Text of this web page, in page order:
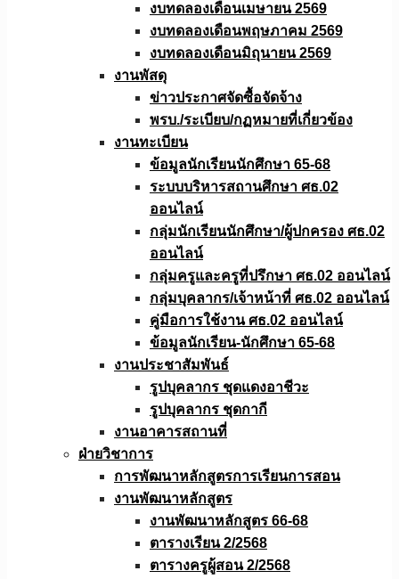
งบทดลองเดือนเมษายน 2569
งบทดลองเดือนพฤษภาคม 2569
งบทดลองเดือนมิถุนายน 2569
งานพัสดุ
ข่าวประกาศจัดซื้อจัดจ้าง
พรบ./ระเบียบ/กฏหมายที่เกี่ยวข้อง
งานทะเบียน
ข้อมูลนักเรียนนักศึกษา 65-68
ระบบบริหารสถานศึกษา ศธ.02
ออนไลน์
กลุ่มนักเรียนนักศึกษา/ผู้ปกครอง ศธ.02
ออนไลน์
กลุ่มครูและครูที่ปรึกษา ศธ.02 ออนไลน์
กลุ่มบุคลากร/เจ้าหน้าที่ ศธ.02 ออนไลน์
คู่มือการใช้งาน ศธ.02 ออนไลน์
ข้อมูลนักเรียน-นักศึกษา 65-68
งานประชาสัมพันธ์
รูปบุคลากร ชุดแดงอาชีวะ
รูปบุคลากร ชุดกากี
งานอาคารสถานที่
ฝ่ายวิชาการ
การพัฒนาหลักสูตรการเรียนการสอน
งานพัฒนาหลักสูตร
งานพัฒนาหลักสูตร 66-68
ตารางเรียน 2/2568
ตารางครูผู้สอน 2/2568